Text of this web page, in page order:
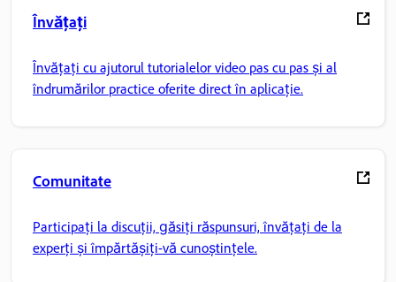
Învățați
Învățați cu ajutorul tutorialelor video pas cu pas și al
îndrumărilor practice oferite direct în aplicație.
Comunitate
Participați la discuții, găsiți răspunsuri, învățați de la
experți și împărtășiți-vă cunoștințele.